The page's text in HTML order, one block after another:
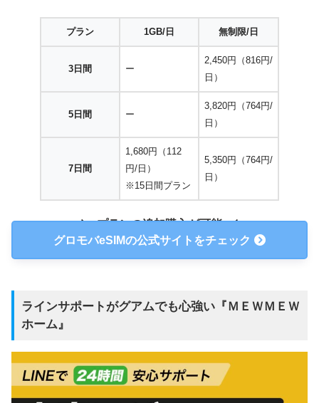
プラン 1GB/日 無制限/日
3日間 ー
2,450円（816円/
日）
5日間 ー
3,820円（764円/
日）
7日間
1,680円（112
円/日）
※15日間プラン
5,350円（764円/
日）
プランの追加購入が可能
グロモバeSIMの公式サイトをチェック
ラインサポートがグアムでも心強い『 ＭＥＷＭＥＷ
ホーム』